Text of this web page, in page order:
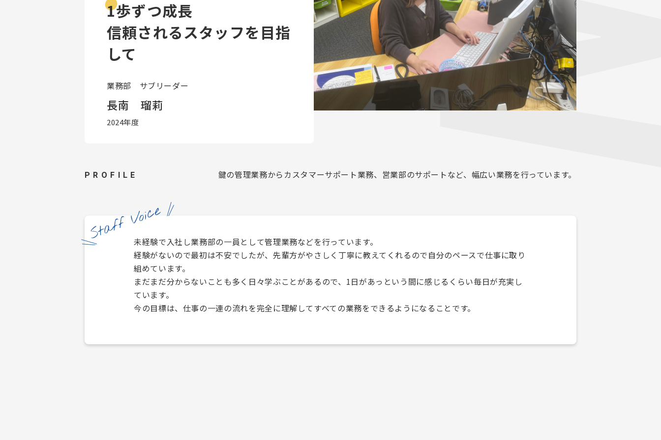
1歩ずつ成長
信頼されるスタッフを目指
して
業務部 サブリーダー
長南 瑠莉
2024年度
PROFILE 鍵の管理業務からカスタマーサポート業務、営業部のサポートなど、幅広い業務を行っています。
Staff Voice未経験で入社し業務部の一員として管理業務などを行っています。
経験がないので最初は不安でしたが、先輩方がやさしく丁寧に教えてくれるので自分のペースで仕事に取り
組めています。
まだまだ分からないことも多く日々学ぶことがあるので、1日があっという間に感じるくらい毎日が充実し
ています。
今の目標は、仕事の一連の流れを完全に理解してすべての業務をできるようになることです。